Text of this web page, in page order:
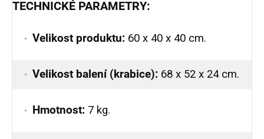
TECHNICKÉ PARAMETRY:
Velikost produktu: 60 x 40 x 40 cm.
Velikost balení (krabice): 68 x 52 x 24 cm.
Hmotnost: 7 kg.